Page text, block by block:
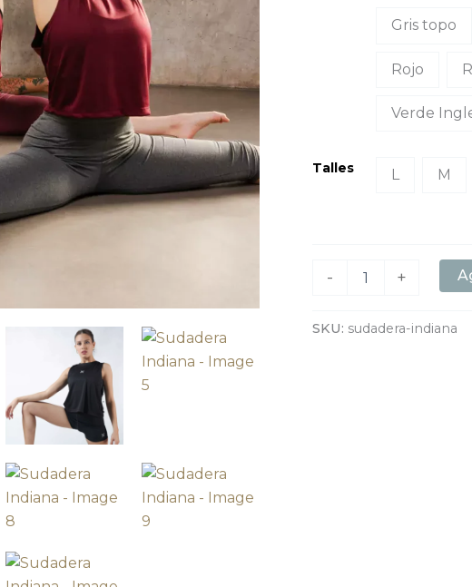
Gris topo
Rojo
Verde
Talles L M
- +
SKU: sudadera-indiana